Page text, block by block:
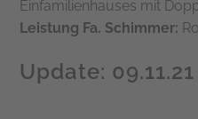
Einfamilienhauses mit
Leistung Fa. Schimmer:
Update: 09.11.21